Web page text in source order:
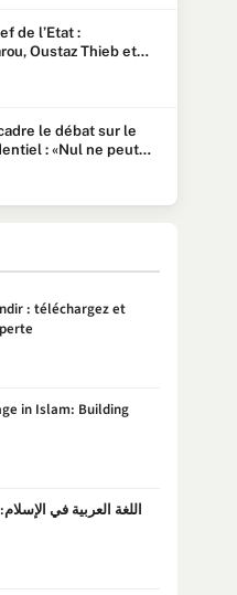
de l’Etat :
Oustaz Thieb et
le débat sur le
: «Nul ne peut
mandats
ans»
: téléchargez et
in Islam: Building
اللغة العربية في